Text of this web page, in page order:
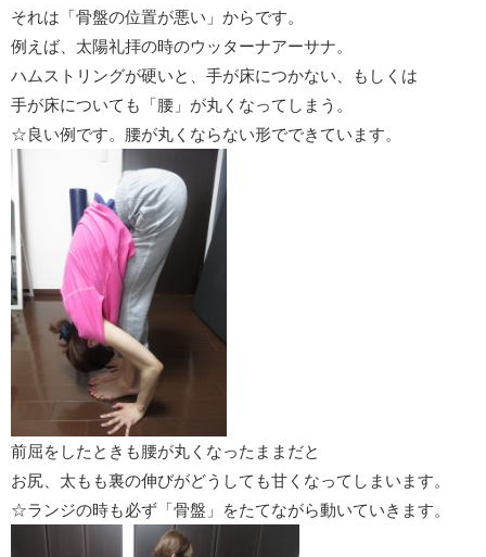
それは「骨盤の位置が悪い」からです。
例えば、太陽礼拝の時のウッターナアーサナ。
ハムストリングが硬いと、手が床につかない、もしくは
手が床についても「腰」が丸くなってしまう。
☆良い例です。腰が丸くならない形でできています。
前屈をしたときも腰が丸くなったままだと
お尻、太もも裏の伸びがどうしても甘くなってしまいます。
☆ランジの時も必ず「骨盤」をたてながら動いていきます。